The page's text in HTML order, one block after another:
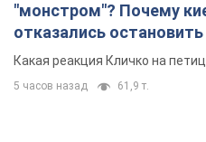
"монстром"? Почему
отказались
небоскреба
Какая реакция Кличко на
5 часов назад 61,9 т.